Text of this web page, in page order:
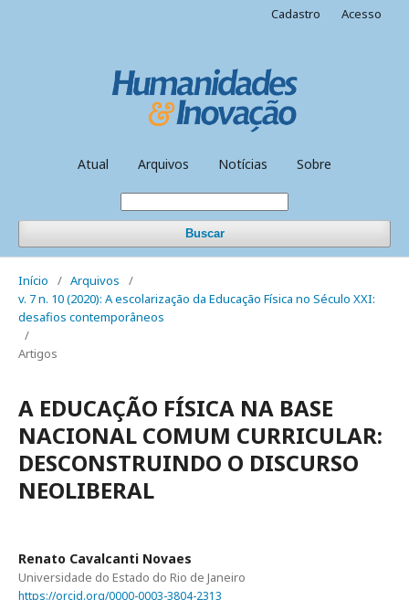
Atual Arquivos Notícias Sobre
Buscar
Cadastro Acesso
Início / Arquivos
/
v. 7 n. 10 (2020): A escolarização da Educação Física no Século XXI:
desafios contemporâneos
/
Artigos
A EDUCAÇÃO FÍSICA NA BASE
NACIONAL COMUM CURRICULAR:
DESCONSTRUINDO O DISCURSO
NEOLIBERAL
Renato Cavalcanti Novaes
Universidade do Estado do Rio de Janeiro
https://orcid.org/0000-0003-3804-2313